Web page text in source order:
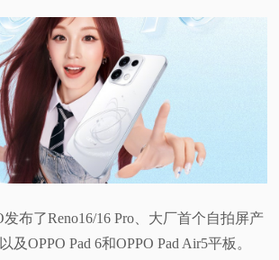
发布了Reno16/16 Pro、大厂首个自拍屏产
及OPPO Pad 6和OPPO Pad Air5平板。